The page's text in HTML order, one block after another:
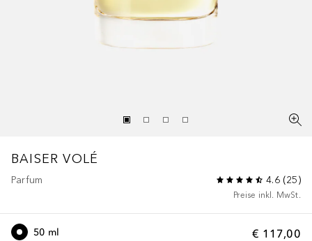
BAISER VOLÉ
Parfum 4.6(25)
Preise inkl. MwSt.
€ 117,00
50 ml